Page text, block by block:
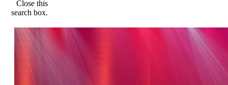
Close this
search box.